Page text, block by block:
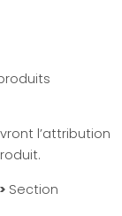
l’attribution
Section